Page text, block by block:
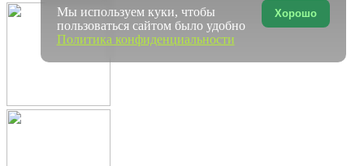
Хорошо
Мы используем куки, чтобы
пользоваться сайтом было удобно
Политика конфиденциальности